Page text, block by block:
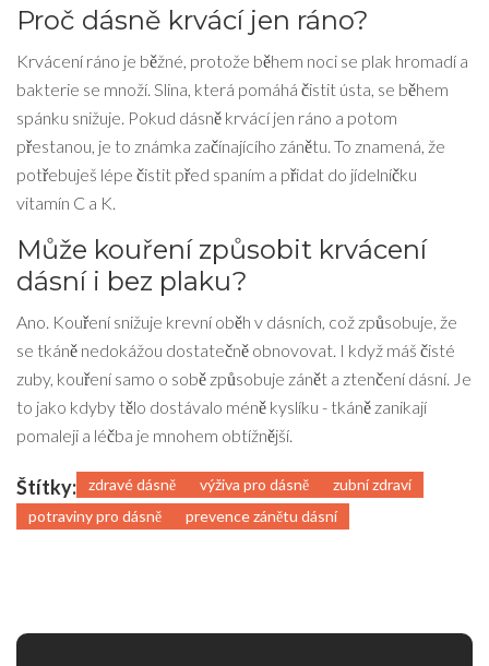
Proč dásně krvácí jen ráno?
Krvácení ráno je běžné, protože během noci se plak hromadí a
bakterie se množí. Slina, která pomáhá čistit ústa, se během
spánku snižuje. Pokud dásně krvácí jen ráno a potom
přestanou, je to známka začínajícího zánětu. To znamená, že
potřebuješ lépe čistit před spaním a přidat do jídelníčku
vitamín C a K.
Může kouření způsobit krvácení
dásní i bez plaku?
Ano. Kouření snižuje krevní oběh v dásních, což způsobuje, že
se tkáně nedokážou dostatečně obnovovat. I když máš čisté
zuby, kouření samo o sobě způsobuje zánět a ztenčení dásní. Je
to jako kdyby tělo dostávalo méně kyslíku - tkáně zanikají
pomaleji a léčba je mnohem obtížnější.
Štítky: zdravé dásně výživa pro dásně
zubní zdraví
potraviny pro dásně
prevence zánětu dásní